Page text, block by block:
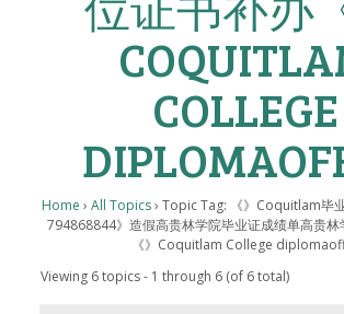
COLLEGE
Home › All Topics › Topic Tag: 《》Coquitlam毕
794868844》造假高贵林学院毕业证成绩单高贵林
《》Coquitlam College
Viewing 6 topics - 1 through 6 (of 6 total)